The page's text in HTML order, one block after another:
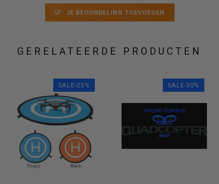
JE BEOORDELING TOEVOEGEN
GERELATEERDE PRODUCTEN
SALE-23% SALE-30%